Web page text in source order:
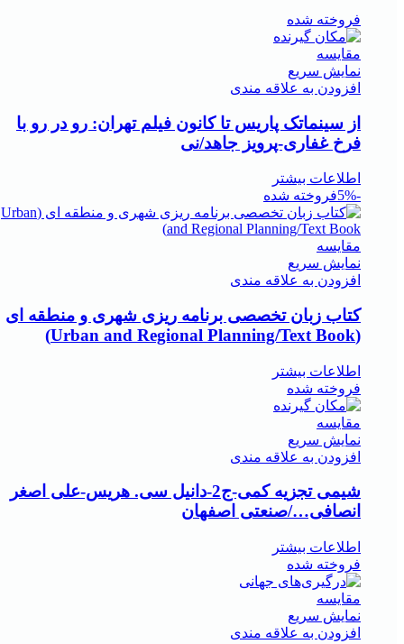
فروخته شده
مقايسه
نمایش سریع
افزودن به علاقه مندی
از سینماتک پاریس تا کانون فیلم تهران: رو در رو با
فرخ غفاری-پرویز جاهد/نی
اطلاعات بیشتر
-5%
فروخته شده
مقايسه
نمایش سریع
افزودن به علاقه مندی
کتاب زبان تخصصی برنامه ریزی شهری و منطقه ای
(Urban and Regional Planning/Text Book)
اطلاعات بیشتر
فروخته شده
مقايسه
نمایش سریع
افزودن به علاقه مندی
شیمی تجزیه کمی-ج2-دانیل سی. هریس-علی اصغر
انصافی…/صنعتی اصفهان
اطلاعات بیشتر
فروخته شده
مقايسه
نمایش سریع
افزودن به علاقه مندی